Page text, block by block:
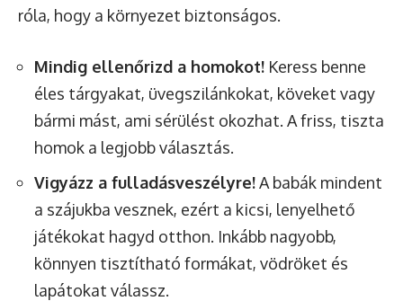
róla, hogy a környezet biztonságos.
Mindig ellenőrizd a homokot! Keress benne
éles tárgyakat, üvegszilánkokat, köveket vagy
bármi mást, ami sérülést okozhat. A friss, tiszta
homok a legjobb választás.
Vigyázz a fulladásveszélyre!A babák mindent
a szájukba vesznek, ezért a kicsi, lenyelhető
játékokat hagyd otthon. Inkább nagyobb,
könnyen tisztítható formákat, vödröket és
lapátokat válassz.